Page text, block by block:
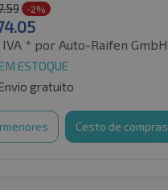
-2%
* por Auto-Raifen GmbH
ESTOQUE
gratuito
Cesto de compras